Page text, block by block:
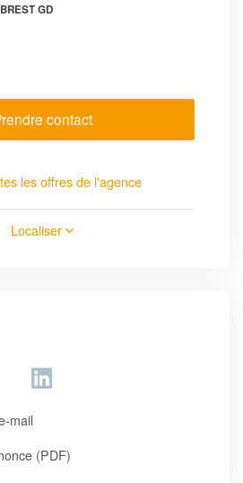
GD
contact
les offres de l'agence
Localiser
mail
(PDF)